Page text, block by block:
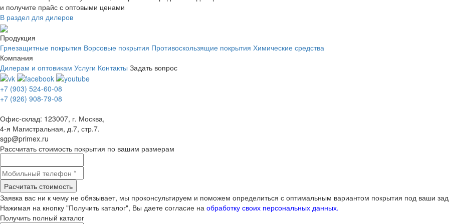
и получите прайс с оптовыми ценами
В раздел для дилеров
Продукция
Гряезащитные покрытия Ворсовые покрытия Противоскользящие покрытия Химические средства
Компания
Дилерам и оптовикам Услуги Контакты Задать вопрос
+7 (903) 524-60-08
+7 (926) 908-79-08
Офис-склад: 123007, г. Москва,
4-я Магистральная, д.7, стр.7.
sgp@primex.ru
Рассчитать стоимость покрытия по вашим размерам
Расчитать стоимость
Заявка вас ни к чему не обязывает, мы проконсультируем и поможем определиться с оптимальным вариантом покрытия под ваши
Нажимая на кнопку "Получить каталог", Вы даете согласие на обработку своих персональных данных.
Получить полный каталог